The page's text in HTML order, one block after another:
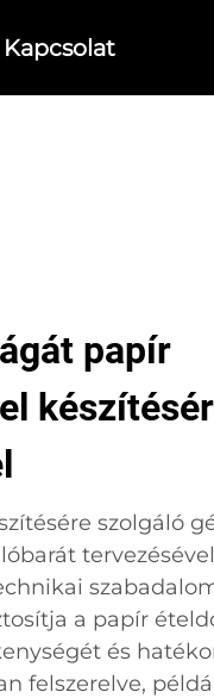
Kapcsolat
papír
szolgáló
a papír
és
felszerelve,